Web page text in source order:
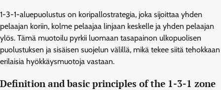
1-3-1-aluepuolustus on koripallostrategia, joka sijoittaa yhden
pelaajan koriin, kolme pelaajaa linjaan keskelle ja yhden pelaajan
ylös. Tämä muotoilu pyrkii luomaan tasapainon ulkopuolisen
puolustuksen ja sisäisen suojelun välillä, mikä tekee siitä tehokkaan
erilaisia hyökkäysmuotoja vastaan.
Definition and basic principles of the 1-3-1 zone